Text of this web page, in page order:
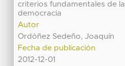
criterios fundamentales de la
democracia
Autor
Ordóñez Sedeño, Joaquín
Fecha de publicación
2012-12-01